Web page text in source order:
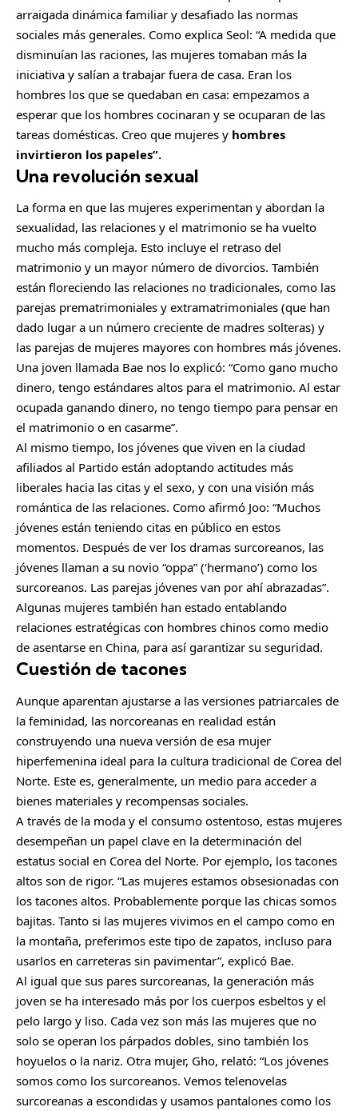
arraigada dinámica familiar y desafiado las normas
sociales más generales. Como explica Seol: “A medida que
disminuían las raciones, las mujeres tomaban más la
iniciativa y salían a trabajar fuera de casa. Eran los
hombres los que se quedaban en casa: empezamos a
esperar que los hombres cocinaran y se ocuparan de las
tareas domésticas. Creo que mujeres y hombres
invirtieron los papeles”.
Una revolución sexual
La forma en que las mujeres experimentan y abordan la
sexualidad, las relaciones y el matrimonio se ha vuelto
mucho más compleja. Esto incluye el retraso del
matrimonio y un mayor número de divorcios. También
están floreciendo las relaciones no tradicionales, como las
parejas prematrimoniales y extramatrimoniales (que han
dado lugar a un número creciente de madres solteras) y
las parejas de mujeres mayores con hombres más jóvenes.
Una joven llamada Bae nos lo explicó: “Como gano mucho
dinero, tengo estándares altos para el matrimonio. Al estar
ocupada ganando dinero, no tengo tiempo para pensar en
el matrimonio o en casarme”.
Al mismo tiempo, los jóvenes que viven en la ciudad
afiliados al Partido están adoptando actitudes más
liberales hacia las citas y el sexo, y con una visión más
romántica de las relaciones. Como afirmó Joo: “Muchos
jóvenes están teniendo citas en público en estos
momentos. Después de ver los dramas surcoreanos, las
jóvenes llaman a su novio “oppa” (‘hermano’) como los
surcoreanos. Las parejas jóvenes van por ahí abrazadas”.
Algunas mujeres también han estado entablando
relaciones estratégicas con hombres chinos como medio
de asentarse en China, para así garantizar su seguridad.
Cuestión de tacones
Aunque aparentan ajustarse a las versiones patriarcales de
la feminidad, las norcoreanas en realidad están
construyendo una nueva versión de esa mujer
hiperfemenina ideal para la cultura tradicional de Corea del
Norte. Este es, generalmente, un medio para acceder a
bienes materiales y recompensas sociales.
A través de la moda y el consumo ostentoso, estas mujeres
desempeñan un papel clave en la determinación del
estatus social en Corea del Norte. Por ejemplo, los tacones
altos son de rigor. “Las mujeres estamos obsesionadas con
los tacones altos. Probablemente porque las chicas somos
bajitas. Tanto si las mujeres vivimos en el campo como en
la montaña, preferimos este tipo de zapatos, incluso para
usarlos en carreteras sin pavimentar”, explicó Bae.
Al igual que sus pares surcoreanas, la generación más
joven se ha interesado más por los cuerpos esbeltos y el
pelo largo y liso. Cada vez son más las mujeres que no
solo se operan los párpados dobles, sino también los
hoyuelos o la nariz. Otra mujer, Gho, relató: “Los jóvenes
somos como los surcoreanos. Vemos telenovelas
surcoreanas a escondidas y usamos pantalones como los